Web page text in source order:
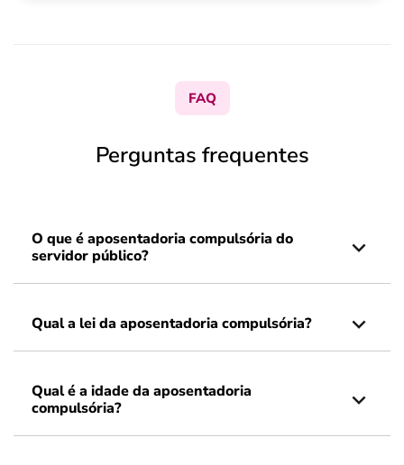
FAQ
Perguntas frequentes
O que é aposentadoria compulsória do
servidor público?
Qual a lei da aposentadoria compulsória?
Qual é a idade da aposentadoria
compulsória?